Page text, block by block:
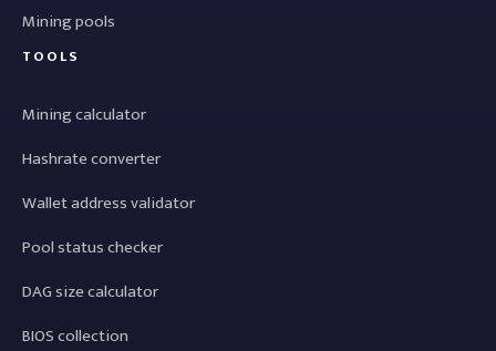
Mining pools
TOOLS
Mining calculator
Hashrate converter
Wallet address validator
Pool status checker
DAG size calculator
BIOS collection